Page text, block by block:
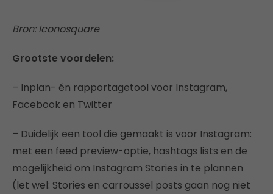
Bron: Iconosquare ​
Grootste voordelen:
– Inplan- én rapportagetool voor Instagram,
Facebook en Twitter
– Duidelijk een tool die gemaakt is voor Instagram:
met een feed preview-optie, hashtags lists en de
mogelijkheid om Instagram Stories in te plannen
(let wel: Stories en carroussel posts gaan nog niet